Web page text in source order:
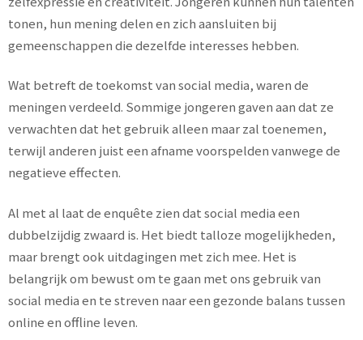
tonen, hun mening delen en zich aansluiten bij
gemeenschappen die dezelfde interesses hebben.
Wat betreft de toekomst van social media, waren de
meningen verdeeld. Sommige jongeren gaven aan dat ze
verwachten dat het gebruik alleen maar zal toenemen,
terwijl anderen juist een afname voorspelden vanwege de
negatieve effecten.
Al met al laat de enquête zien dat social media een
dubbelzijdig zwaard is. Het biedt talloze mogelijkheden,
maar brengt ook uitdagingen met zich mee. Het is
belangrijk om bewust om te gaan met ons gebruik van
social media en te streven naar een gezonde balans tussen
online en offline leven.